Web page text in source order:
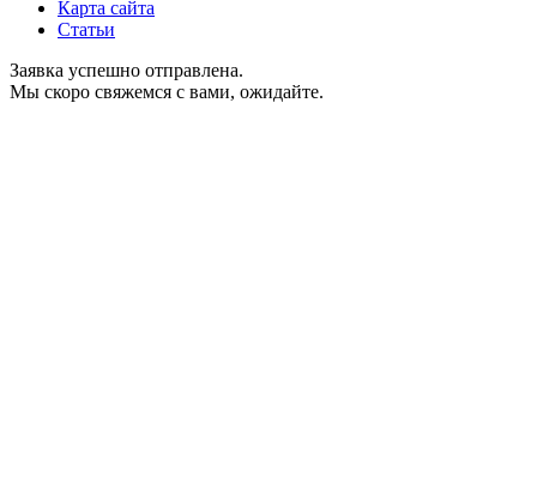
Карта сайта
Статьи
Заявка успешно отправлена.
Мы скоро свяжемся с вами, ожидайте.